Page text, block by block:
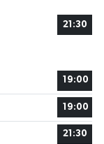
21:30
19:00
19:00
21:30